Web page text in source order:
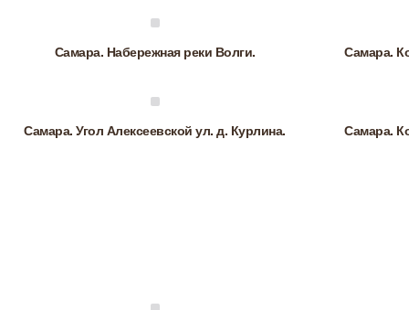
Самара. Набережная реки Волги. Самара.
Самара. Угол Алексеевской ул. д. Курлина. Самара.